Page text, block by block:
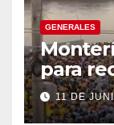
GENERALES
para
11 DE